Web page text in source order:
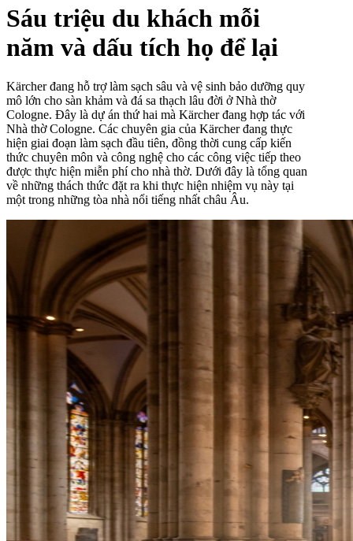
Sáu triệu du khách mỗi
năm và dấu tích họ để lại
Kärcher đang hỗ trợ làm sạch sâu và vệ sinh bảo dưỡng quy
mô lớn cho sàn khảm và đá sa thạch lâu đời ở Nhà thờ
Cologne. Đây là dự án thứ hai mà Kärcher đang hợp tác với
Nhà thờ Cologne. Các chuyên gia của Kärcher đang thực
hiện giai đoạn làm sạch đầu tiên, đồng thời cung cấp kiến ​​
thức chuyên môn và công nghệ cho các công việc tiếp theo
được thực hiện miễn phí cho nhà thờ. Dưới đây là tổng quan
về những thách thức đặt ra khi thực hiện nhiệm vụ này tại
một trong những tòa nhà nổi tiếng nhất châu Âu.